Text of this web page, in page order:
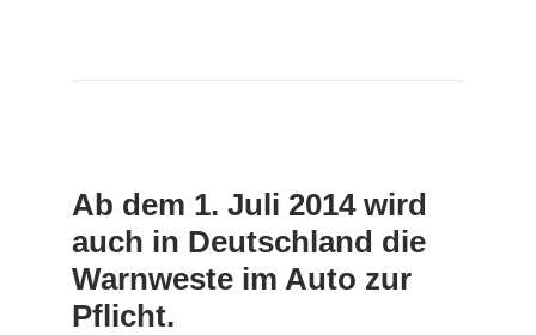
Ab dem 1. Juli 2014 wird
auch in Deutschland die
Warnweste im Auto zur
Pflicht.